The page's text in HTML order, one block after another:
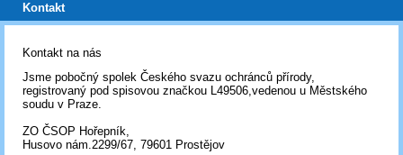
Kontakt
Kontakt na nás
Jsme pobočný spolek Českého svazu ochránců přírody,
registrovaný pod spisovou značkou L49506,vedenou u Městského
soudu v Praze.
ZO ČSOP Hořepník,
Husovo nám.2299/67, 79601 Prostějov